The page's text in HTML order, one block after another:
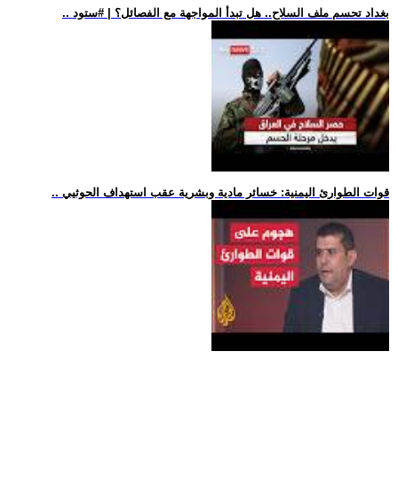
.. بغداد تحسم ملف السلاح.. هل تبدأ المواجهة مع الفصائل؟ | #ستود
.. قوات الطوارئ اليمنية: خسائر مادية وبشرية عقب استهداف الحوثيي